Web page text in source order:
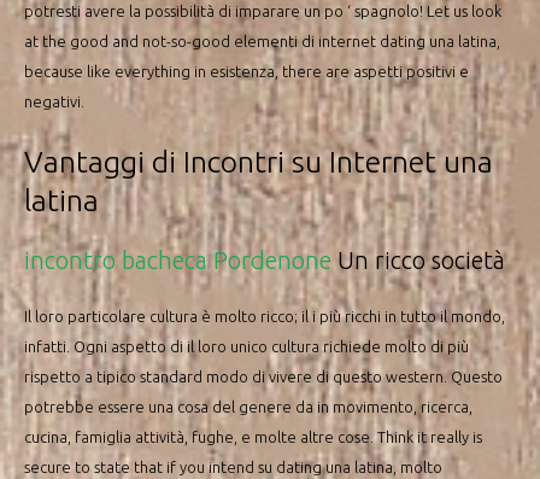
potresti avere la possibilità di imparare un po ‘ spagnolo! Let us look
at the good and not-so-good elementi di internet dating una latina,
because like everything in esistenza, there are aspetti positivi e
negativi.
Vantaggi di Incontri su Internet una
latina
incontro bacheca PordenoneUn ricco società
Il loro particolare cultura è molto ricco; il i più ricchi in tutto il mondo,
infatti. Ogni aspetto di il loro unico cultura richiede molto di più
rispetto a tipico standard modo di vivere di questo western. Questo
potrebbe essere una cosa del genere da in movimento, ricerca,
cucina, famiglia attività, fughe, e molte altre cose. Think it really is
secure to state that if you intend su dating una latina, molto